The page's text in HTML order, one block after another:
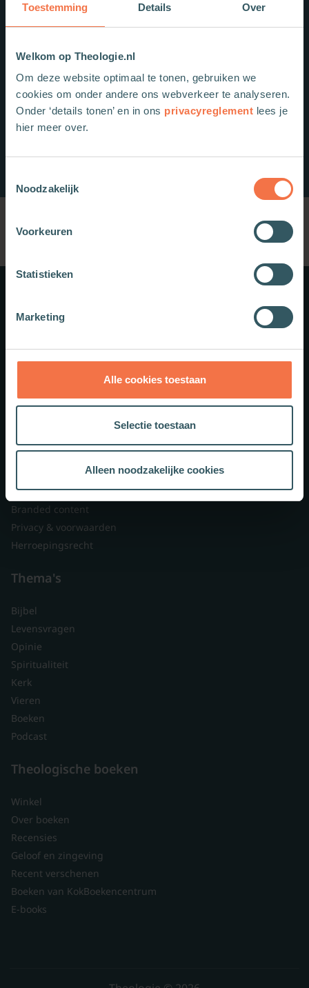
Toestemming Details Over
Welkom op Theologie.nl
Om deze website optimaal te tonen, gebruiken we
cookies om onder andere ons webverkeer te analyseren.
Onder ‘details tonen’ en in ons privacyreglement lees je
hier meer over.
Noodzakelijk
Voorkeuren
Statistieken
Marketing
Alle cookies toestaan
Selectie toestaan
Alleen noodzakelijke cookies
Nieuwsbrieven
Veelgestelde vragen
Contact
Branded content
Privacy & voorwaarden
Herroepingsrecht
Thema's
Bijbel
Levensvragen
Opinie
Spiritualiteit
Kerk
Vieren
Boeken
Podcast
Theologische boeken
Winkel
Over boeken
Recensies
Geloof en zingeving
Recent verschenen
Boeken van KokBoekencentrum
E-books